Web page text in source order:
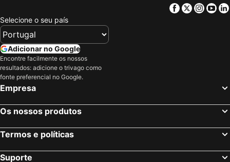
Facebook
Twitter
Selecione o seu país
Adicionar no Google
Encontre facilmente os nossos
resultados: adicione o trivago como
fonte preferencial no Google.
Empresa
Os nossos produtos
Termos e políticas
Suporte